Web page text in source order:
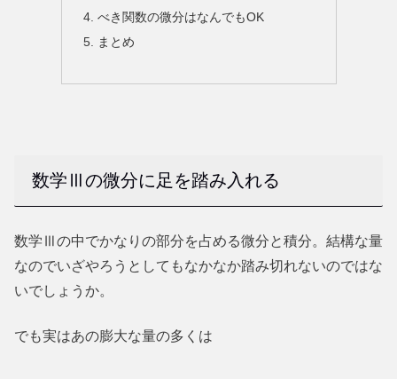
べき関数の微分はなんでもOK
まとめ
数学Ⅲの微分に足を踏み入れる
数学Ⅲの中でかなりの部分を占める微分と積分。結構な量
なのでいざやろうとしてもなかなか踏み切れないのではな
いでしょうか。
でも実はあの膨大な量の多くは